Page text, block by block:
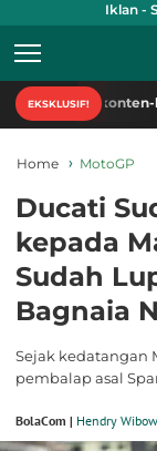
Iklan -
EKSKLUSIF!
konten-konten Piala
Home MotoGP
Ducati
kepada
Sudah
Bagnaia
Sejak kedatangan
pembalap asal
BolaCom | Hendry